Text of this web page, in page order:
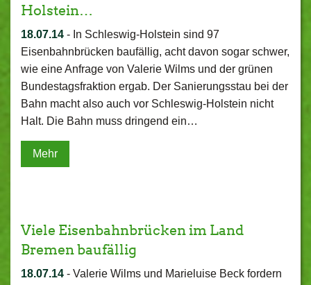
Holstein…
18.07.14 - In Schleswig-Holstein sind 97
Eisenbahnbrücken baufällig, acht davon sogar schwer,
wie eine Anfrage von Valerie Wilms und der grünen
Bundestagsfraktion ergab. Der Sanierungsstau bei der
Bahn macht also auch vor Schleswig-Holstein nicht
Halt. Die Bahn muss dringend ein…
Mehr
Viele Eisenbahnbrücken im Land
Bremen baufällig
18.07.14 - Valerie Wilms und Marieluise Beck fordern